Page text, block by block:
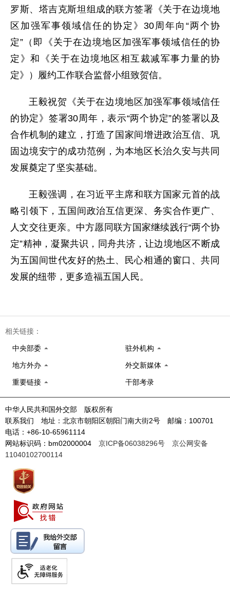
罗斯、塔吉克斯坦组成的联方签署《关于在边境地
区加强军事领域信任的协定》30周年向“两个协
定”（即《关于在边境地区加强军事领域信任的协
定》和《关于在边境地区相互裁减军事力量的协
定》）履约工作联合监督小组致贺信。
王毅祝贺《关于在边境地区加强军事领域信任
的协定》签署30周年，表示“两个协定”的签署以及
合作机制的建立，打造了国家间增进政治互信、巩
固边境安宁的成功范例，为本地区长治久安与共同
发展奠定了坚实基础。
王毅强调，在习近平主席和联方国家元首的战
略引领下，五国间政治互信更深、务实合作更广、
人文交往更亲。中方愿同联方国家继续践行“两个协
定”精神，凝聚共识，同舟共济，让边境地区不断成
为五国间世代友好的热土、民心相通的窗口、共同
发展的纽带，更多造福五国人民。
相关链接：
中央部委 驻外机构
地方外办 外交新媒体
重要链接 干部考录
中华人民共和国外交部 版权所有
联系我们 地址：北京市朝阳区朝阳门南大街2号 邮编：100701
电话：+86-10-65961114
网站标识码：bm02000004 京ICP备06038296号
京公网安备
11040102700114